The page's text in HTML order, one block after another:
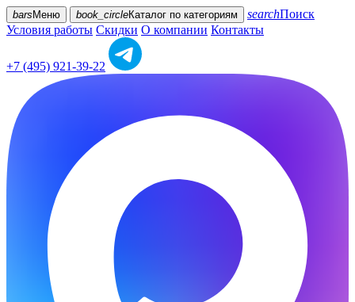
bars Меню book_circleКаталог по категориям searchПоиск
Условия работы Скидки О компании Контакты
+7 (495) 921-39-22